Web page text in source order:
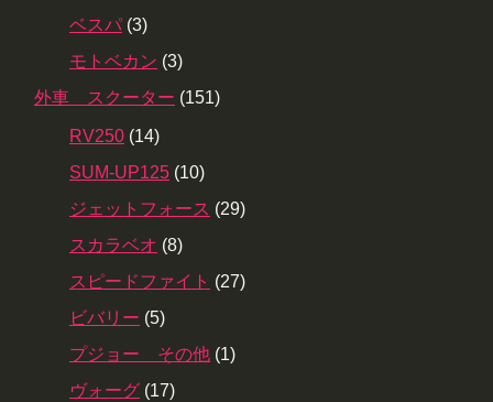
ベスパ (3)
モトベカン (3)
外車 スクーター (151)
RV250 (14)
SUM-UP125 (10)
ジェットフォース (29)
スカラベオ (8)
スピードファイト (27)
ビバリー (5)
プジョー その他 (1)
ヴォーグ (17)